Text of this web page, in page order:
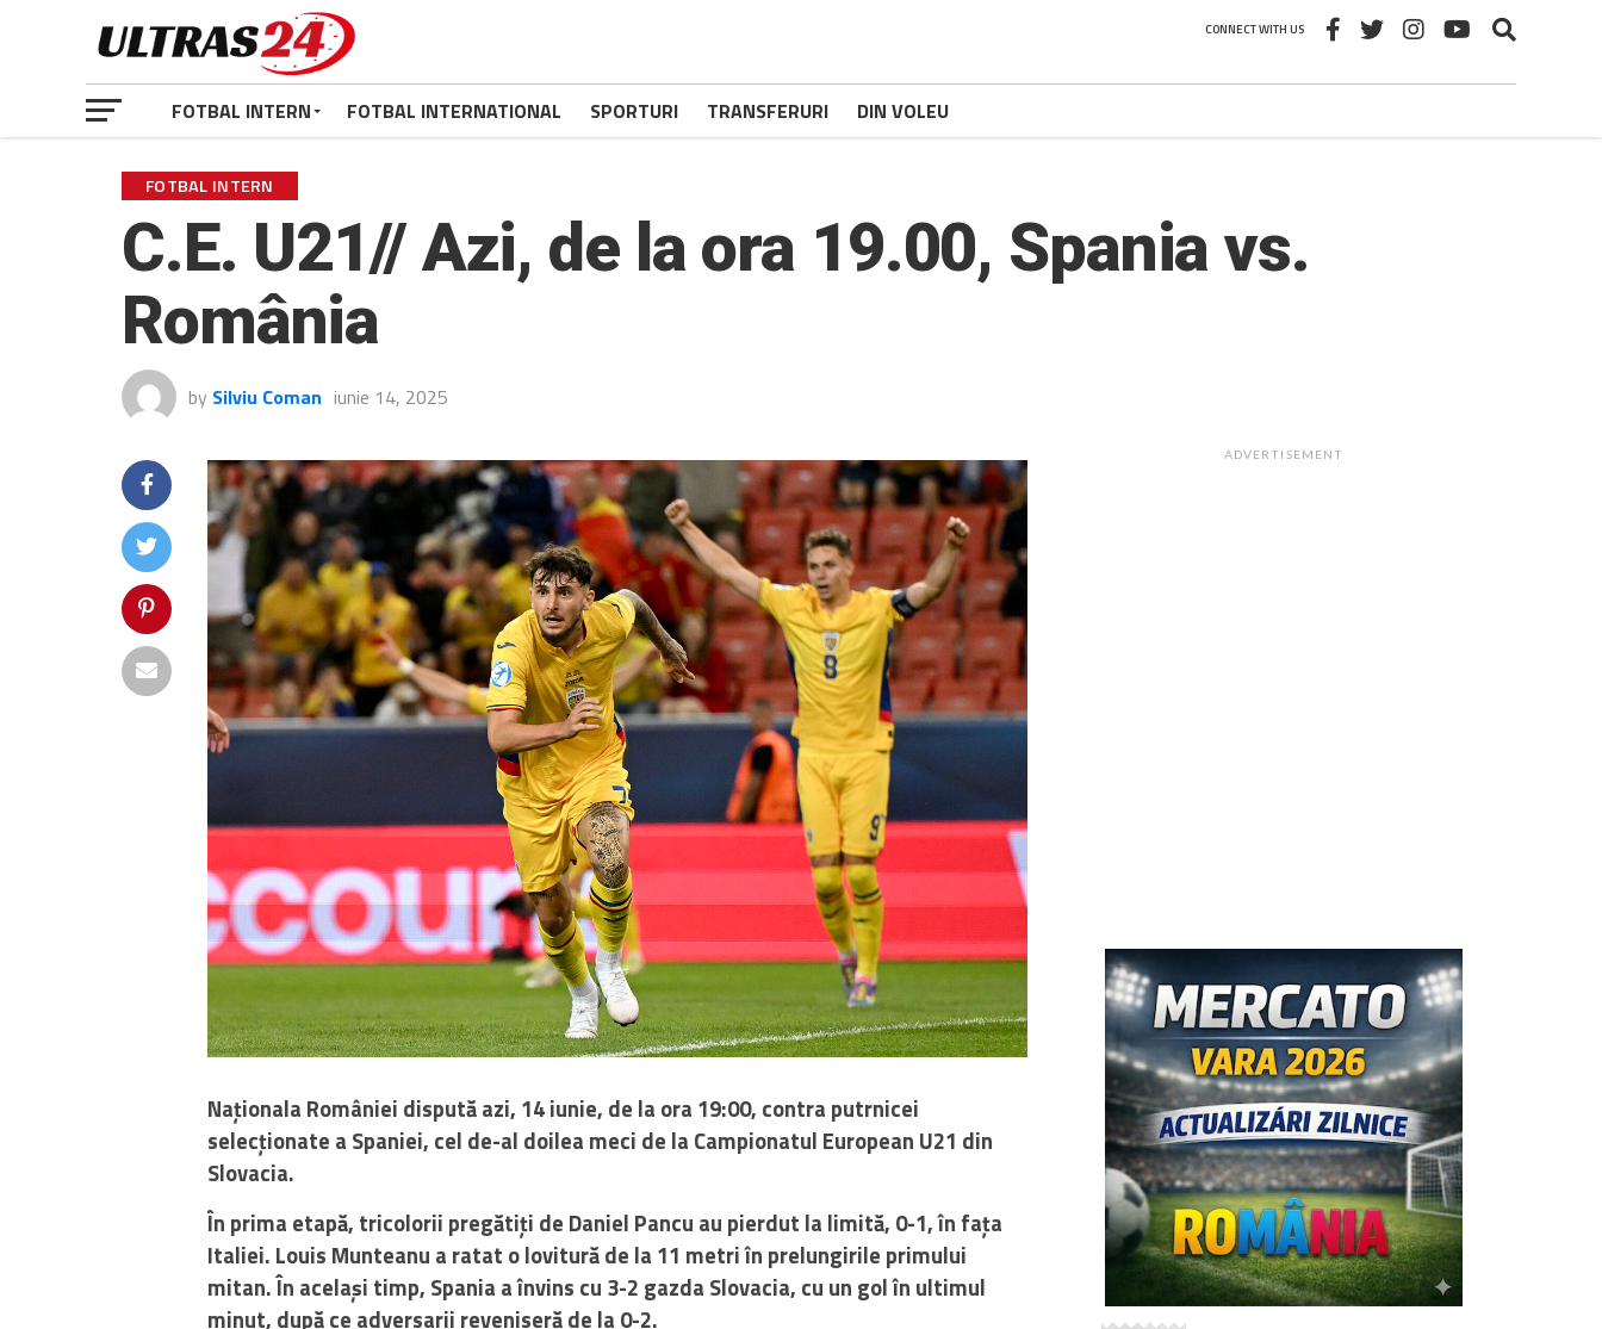
CONNECT WITH US
FOTBAL INTERN FOTBAL INTERNATIONAL SPORTURI TRANSFERURI DIN VOLEU
FOTBAL INTERN
C.E. U21// Azi, de la ora 19.00, Spania vs.
România
by Silviu Coman iunie 14, 2025
Naționala României dispută azi, 14 iunie, de la ora 19:00, contra putrnicei
selecționate a Spaniei, cel de-al doilea meci de la Campionatul European U21 din
Slovacia.
În prima etapă, tricolorii pregătiți de Daniel Pancu au pierdut la limită, 0-1, în fața
Italiei. Louis Munteanu a ratat o lovitură de la 11 metri în prelungirile primului
mitan. În același timp, Spania a învins cu 3-2 gazda Slovacia, cu un gol în ultimul
minut, după ce adversarii reveniseră de la 0-2.
ADVERTISEMENT